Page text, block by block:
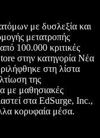
με δυσλεξία και
μετατροπής
100.000 κριτικές
στην κατηγορία Νέα
στη λίστα
της
με μαθησιακές
στα EdSurge, Inc.,
κορυφαία μέσα.